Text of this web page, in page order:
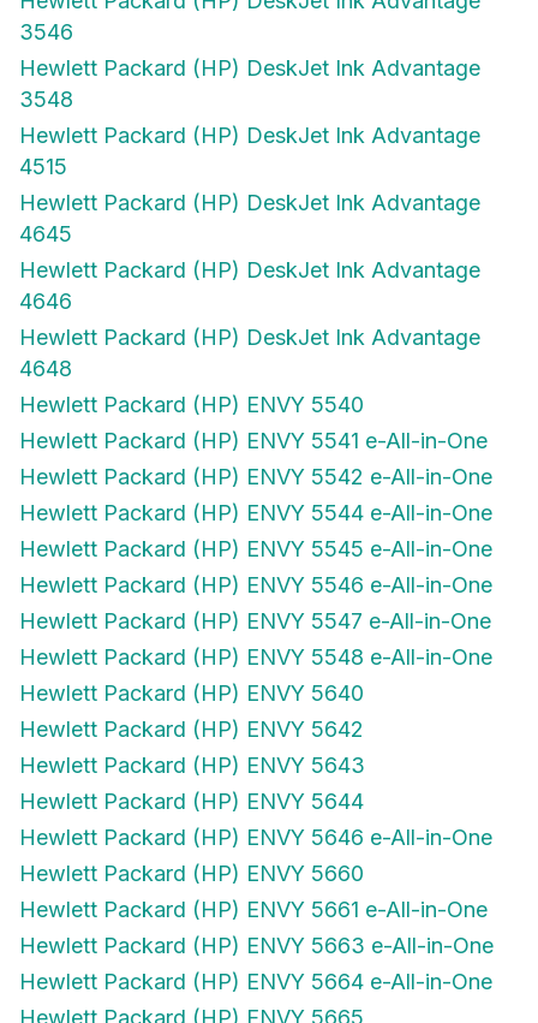
3546
Hewlett Packard (HP) DeskJet Ink Advantage
3548
Hewlett Packard (HP) DeskJet Ink Advantage
4515
Hewlett Packard (HP) DeskJet Ink Advantage
4645
Hewlett Packard (HP) DeskJet Ink Advantage
4646
Hewlett Packard (HP) DeskJet Ink Advantage
4648
Hewlett Packard (HP) ENVY 5540
Hewlett Packard (HP) ENVY 5541 e-All-in-One
Hewlett Packard (HP) ENVY 5542 e-All-in-One
Hewlett Packard (HP) ENVY 5544 e-All-in-One
Hewlett Packard (HP) ENVY 5545 e-All-in-One
Hewlett Packard (HP) ENVY 5546 e-All-in-One
Hewlett Packard (HP) ENVY 5547 e-All-in-One
Hewlett Packard (HP) ENVY 5548 e-All-in-One
Hewlett Packard (HP) ENVY 5640
Hewlett Packard (HP) ENVY 5642
Hewlett Packard (HP) ENVY 5643
Hewlett Packard (HP) ENVY 5644
Hewlett Packard (HP) ENVY 5646 e-All-in-One
Hewlett Packard (HP) ENVY 5660
Hewlett Packard (HP) ENVY 5661 e-All-in-One
Hewlett Packard (HP) ENVY 5663 e-All-in-One
Hewlett Packard (HP) ENVY 5664 e-All-in-One
Hewlett Packard (HP) ENVY 5665